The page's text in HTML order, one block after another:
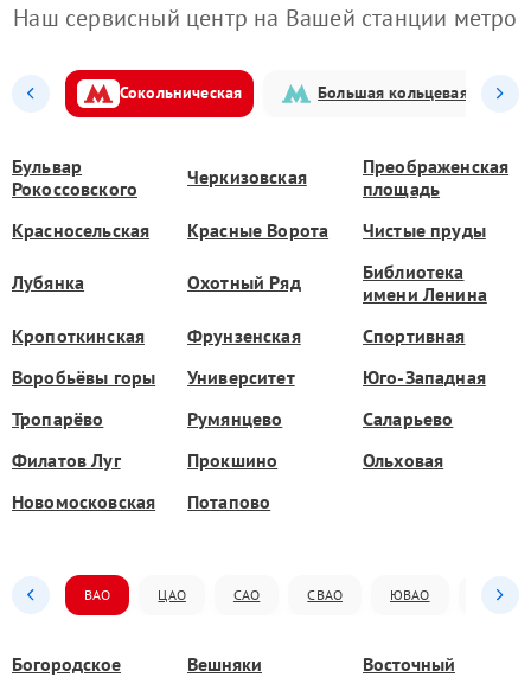
Наш сервисный центр на Вашей станции метро
Сокольническая Большая кольцевая
Бульвар
Рокоссовского
Черкизовская
Преображенская
площадь
Красносельская
Красные Ворота Чистые пруды
Лубянка Охотный Ряд
Библиотека
имени Ленина
Кропоткинская
Фрунзенская
Спортивная
Воробьёвы горы
Университет
Юго-Западная
Тропарёво
Румянцево
Саларьево
Филатов Луг
Прокшино
Ольховая
Новомосковская
Потапово
ВАО ЦАО САО СВАО ЮВАО ЮАО
Богородское Вешняки Восточный